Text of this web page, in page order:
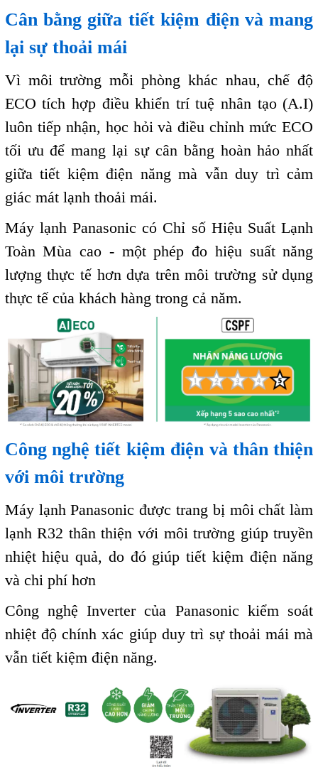
Cân bằng giữa tiết kiệm điện và mang
lại sự thoải mái
Vì môi trường mỗi phòng khác nhau, chế độ
ECO tích hợp điều khiển trí tuệ nhân tạo (A.I)
luôn tiếp nhận, học hỏi và điều chỉnh mức ECO
tối ưu để mang lại sự cân bằng hoàn hảo nhất
giữa tiết kiệm điện năng mà vẫn duy trì cảm
giác mát lạnh thoải mái.
Máy lạnh Panasonic có Chỉ số Hiệu Suất Lạnh
Toàn Mùa cao - một phép đo hiệu suất năng
lượng thực tế hơn dựa trên môi trường sử dụng
thực tế của khách hàng trong cả năm.
Công nghệ tiết kiệm điện và thân thiện
với môi trường
Máy lạnh Panasonic được trang bị môi chất làm
lạnh R32 thân thiện với môi trường giúp truyền
nhiệt hiệu quả, do đó giúp tiết kiệm điện năng
và chi phí hơn
Công nghệ Inverter của Panasonic kiểm soát
nhiệt độ chính xác giúp duy trì sự thoải mái mà
vẫn tiết kiệm điện năng.